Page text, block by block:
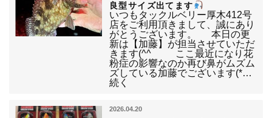
良型サイズ出てます
いつもタックルベリー厚木412号
店をご利用頂きまして、誠にあり
がとうございます。 本日の更
新は【加藤】が担当させていただ
きます(^^ゞ ここ最近になり花
粉症の影響なのか再び鼻がムズム
ズしている加藤でございます(*…
続く
2026.04.20